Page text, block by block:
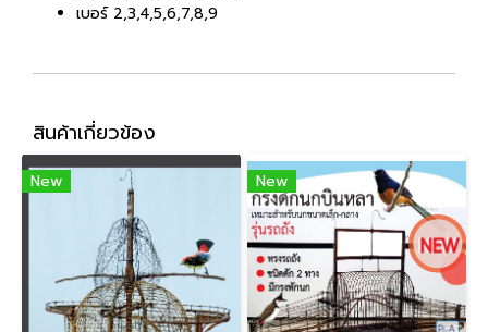
เบอร์ 2,3,4,5,6,7,8,9
สินค้าเกี่ยวข้อง
New New